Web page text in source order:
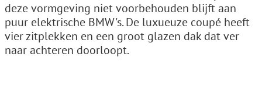
deze vormgeving niet voorbehouden blijft aan
puur elektrische BMW's. De luxueuze coupé heeft
vier zitplekken en een groot glazen dak dat ver
naar achteren doorloopt.